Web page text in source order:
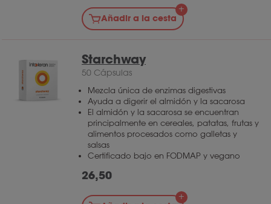
Añadir a la cesta
Starchway
50 Cápsulas
Mezcla única de enzimas digestivas
Ayuda a digerir el almidón y la sacarosa
El almidón y la sacarosa se encuentran
principalmente en cereales, patatas, frutas y
alimentos procesados ​​como galletas y
salsas
Certificado bajo en FODMAP y vegano
26,50